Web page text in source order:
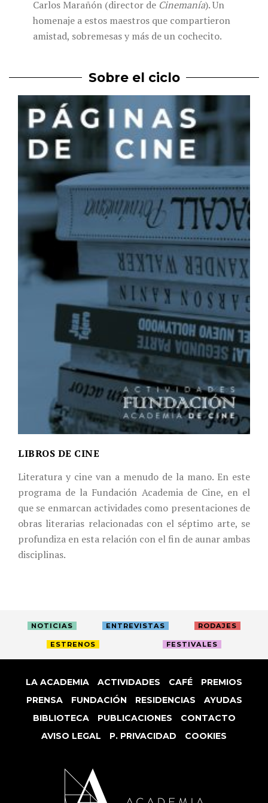
Carlos Marañón (director de Cinemanía). Un
homenaje a estos maestros que compartieron
amistad, sobremesas y más de un cochecito.
Sobre el ciclo
LIBROS DE CINE
Literatura y cine van a menudo de la mano. En este
programa de la Fundación Academia de Cine, en el
que se enmarcan actividades como presentaciones de
obras literarias relacionadas con el séptimo arte, se
profundiza en esta relación con el fin de aunar ambas
disciplinas.
NOTICIAS ENTREVISTAS RODAJES
ESTRENOS FESTIVALES
LA ACADEMIA ACTIVIDADES CAFÉ
PREMIOS
PRENSA
FUNDACIÓN RESIDENCIAS
AYUDAS
BIBLIOTECA
PUBLICACIONES
CONTACTO
AVISO LEGAL
P. PRIVACIDAD COOKIES